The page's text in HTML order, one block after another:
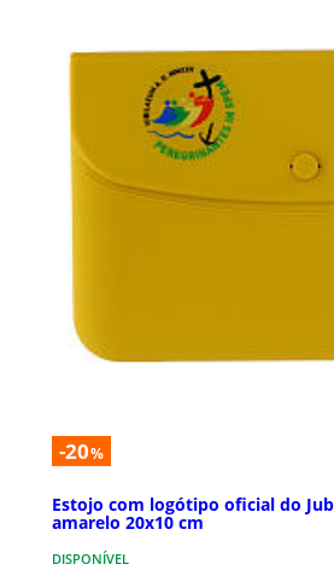
-20%
Estojo com logótipo oficial do
amarelo 20x10 cm
DISPONÍVEL